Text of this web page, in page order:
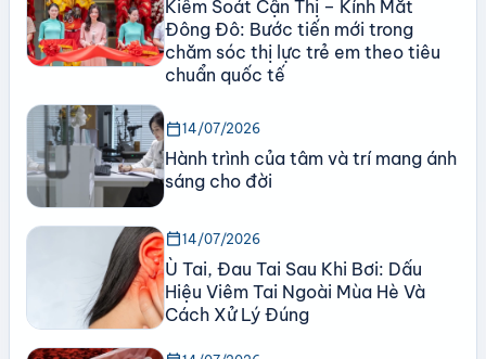
Kiểm Soát Cận Thị – Kính Mắt
Đông Đô: Bước tiến mới trong
chăm sóc thị lực trẻ em theo tiêu
chuẩn quốc tế
calendar_today14/07/2026
Hành trình của tâm và trí mang ánh
sáng cho đời
calendar_today14/07/2026
Ù Tai, Đau Tai Sau Khi Bơi: Dấu
Hiệu Viêm Tai Ngoài Mùa Hè Và
Cách Xử Lý Đúng